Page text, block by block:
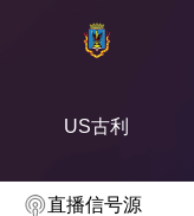
US古利
直播信号源